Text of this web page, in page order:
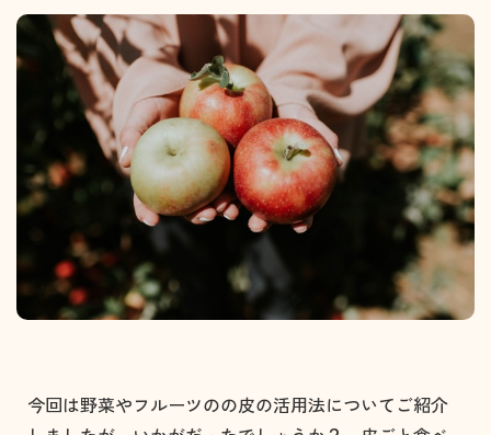
今回は野菜やフルーツのの皮の活用法についてご紹介